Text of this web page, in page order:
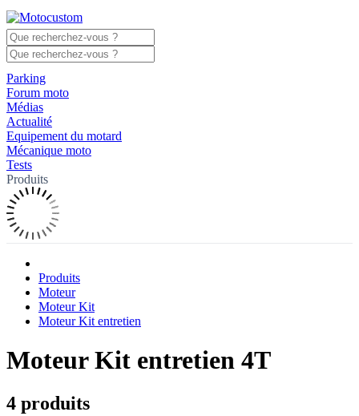
Parking
Forum moto
Médias
Actualité
Equipement du motard
Mécanique moto
Tests
Produits
Produits
Moteur
Moteur Kit
Moteur Kit entretien
Moteur Kit entretien 4T
4 produits